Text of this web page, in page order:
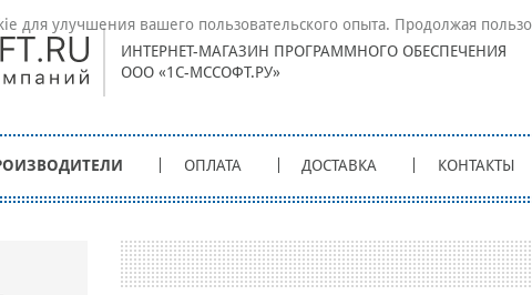
ИНТЕРНЕТ-МАГАЗИН ПРОГРАММНОГО ОБЕСПЕЧЕНИЯ
ООО «1С-МССОФТ.РУ»
ОПЛАТА ДОСТАВКА КОНТАКТЫ
для улучшения вашего пользовательского опыта. Продолжая